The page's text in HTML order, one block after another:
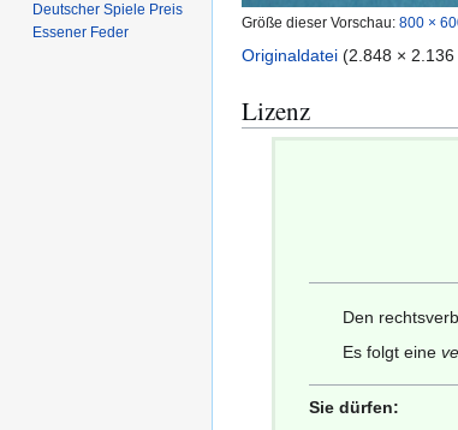
Größe dieser Vorschau: 800 ×
Originaldatei (2.848 ×
Lizenz
Den
Es folgt eine
Sie dürfen:
Deutscher Spiele Preis
Essener Feder